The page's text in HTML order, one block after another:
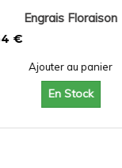
Ajouter au panier